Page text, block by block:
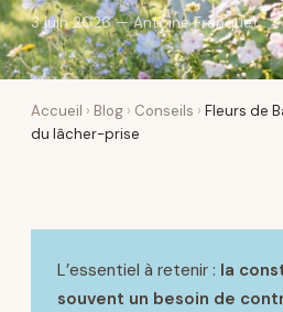
3 juin 2026 — Antoine Franquet
Accueil › Blog › Conseils › Fleurs de
du lâcher-prise
L’essentiel à retenir : la
souvent un besoin de